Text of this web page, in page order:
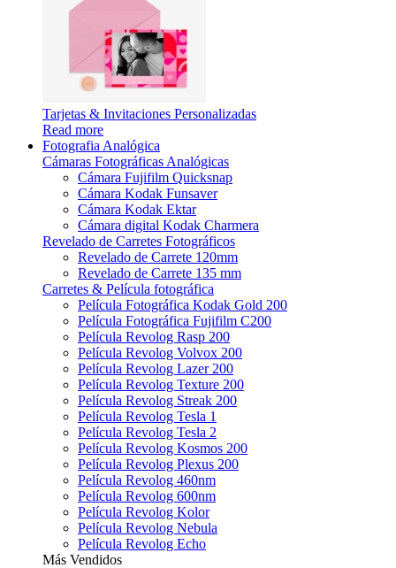
Tarjetas & Invitaciones Personalizadas
Read more
Fotografia Analógica
Cámaras Fotográficas Analógicas
Cámara Fujifilm Quicksnap
Cámara Kodak Funsaver
Cámara Kodak Ektar
Cámara digital Kodak Charmera
Revelado de Carretes Fotográficos
Revelado de Carrete 120mm
Revelado de Carrete 135 mm
Carretes & Película fotográfica
Película Fotográfica Kodak Gold 200
Película Fotográfica Fujifilm C200
Película Revolog Rasp 200
Película Revolog Volvox 200
Película Revolog Lazer 200
Película Revolog Texture 200
Película Revolog Streak 200
Película Revolog Tesla 1
Película Revolog Tesla 2
Película Revolog Kosmos 200
Película Revolog Plexus 200
Película Revolog 460nm
Película Revolog 600nm
Película Revolog Kolor
Película Revolog Nebula
Película Revolog Echo
Más Vendidos